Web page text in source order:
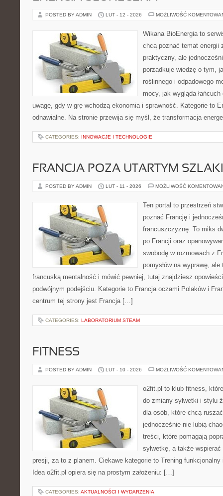
POSTED BY ADMIN LUT - 12 - 2026 MOŻLIWOŚĆ
Wikana BioEnergia to
chcą poznać temat energii
praktyczny, ale
porządkuje wiedzę o tym,
roślinnego i odpadowego
mocy, jak wygląda
uwagę, gdy w grę wchodzą ekonomia i sprawność. Kategorie to
odnawialne. Na stronie przewija się myśl, że transformacja
CATEGORIES: INNOWACJE I TECHNOLOGIE
FRANCJA POZA UTARTYM
POSTED BY ADMIN LUT - 11 - 2026 MOŻLIWOŚĆ
Ten portal to przestrzeń
poznać Francję i
francuszczyznę. To miks
po Francji oraz
swobodę w rozmowach z
pomysłów na wyprawę,
francuską mentalność i mówić pewniej, tutaj znajdziesz
podwójnym podejściu. Kategorie to Francja oczami Polaków i
centrum tej strony jest Francja […]
CATEGORIES: LABORATORIUM STEAM
FITNESS
POSTED BY ADMIN LUT - 10 - 2026 MOŻLIWOŚĆ
o2fit.pl to klub fitness,
do zmiany sylwetki i stylu
dla osób, które chcą
jednocześnie nie lubią
treści, które pomagają
sylwetkę, a także
presji, za to z planem. Ciekawe kategorie to Trening
Idea o2fit.pl opiera się na prostym założeniu: […]
CATEGORIES: AKTUALNOŚCI I WYDARZENIA